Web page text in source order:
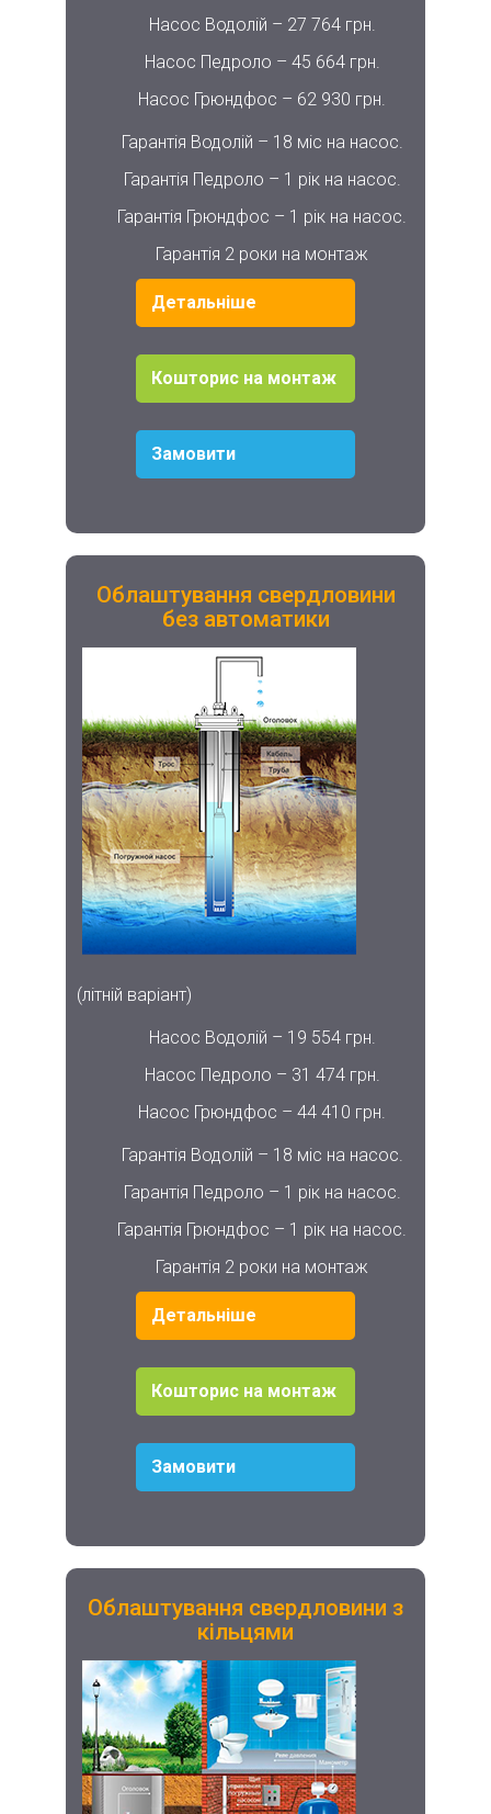
Насос Водолій – 27 764 грн.
Насос Педроло – 45 664 грн.
Насос Грюндфос – 62 930 грн.
Гарантія Водолій – 18 міс на насос.
Гарантія Педроло – 1 рік на насос.
Гарантія Грюндфос – 1 рік на насос.
Гарантія 2 роки на монтаж
Детальніше
Кошторис на монтаж
Замовити
Облаштування свердловини
без автоматики
(літній варіант)
Насос Водолій – 19 554 грн.
Насос Педроло – 31 474 грн.
Насос Грюндфос – 44 410 грн.
Гарантія Водолій – 18 міс на насос.
Гарантія Педроло – 1 рік на насос.
Гарантія Грюндфос – 1 рік на насос.
Гарантія 2 роки на монтаж
Детальніше
Кошторис на монтаж
Замовити
Облаштування свердловини з
кільцями